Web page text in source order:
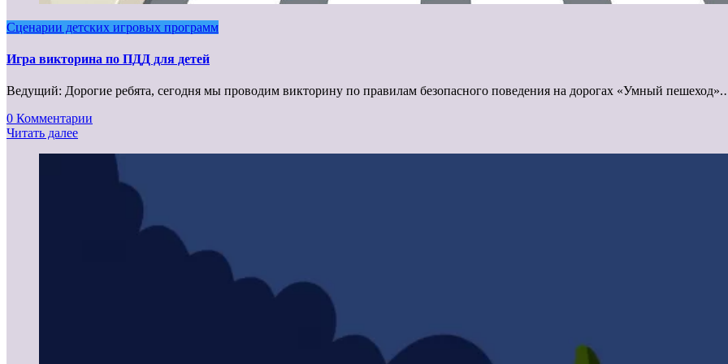
Сценарии детских игровых программ
Игра викторина по ПДД для детей
Ведущий: Дорогие ребята, сегодня мы проводим викторину по правилам безопасного поведения на дорогах «Умный
0 Комментарии
Читать далее